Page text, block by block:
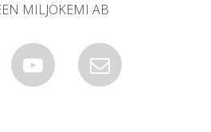
MILJÖKEMI AB